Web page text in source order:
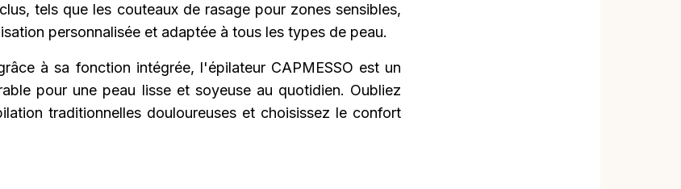
tels que les couteaux de rasage pour zones sensibles,
personnalisée et adaptée à tous les types de peau.
à sa fonction intégrée, l'épilateur CAPMESSO est un
pour une peau lisse et soyeuse au quotidien. Oubliez
traditionnelles douloureuses et choisissez le confort